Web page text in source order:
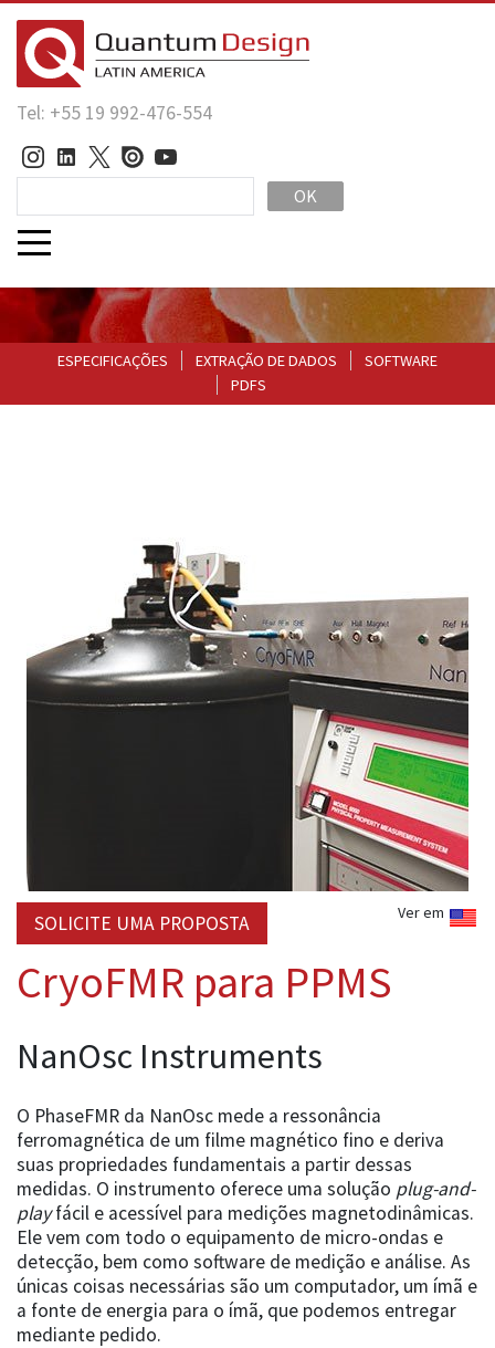
Tel: +55 19 992-476-554
OK
ESPECIFICAÇÕES EXTRAÇÃO DE DADOS
SOFTWARE
PDFS
Ver em
SOLICITE UMA PROPOSTA
CryoFMR para PPMS
NanOsc Instruments
O PhaseFMR da NanOsc mede a ressonância
ferromagnética de um filme magnético fino e deriva
suas propriedades fundamentais a partir dessas
medidas. O instrumento oferece uma solução plug-and-
playfácil e acessível para medições magnetodinâmicas.
Ele vem com todo o equipamento de micro-ondas e
detecção, bem como software de medição e análise. As
únicas coisas necessárias são um computador, um ímã e
a fonte de energia para o ímã, que podemos entregar
mediante pedido.